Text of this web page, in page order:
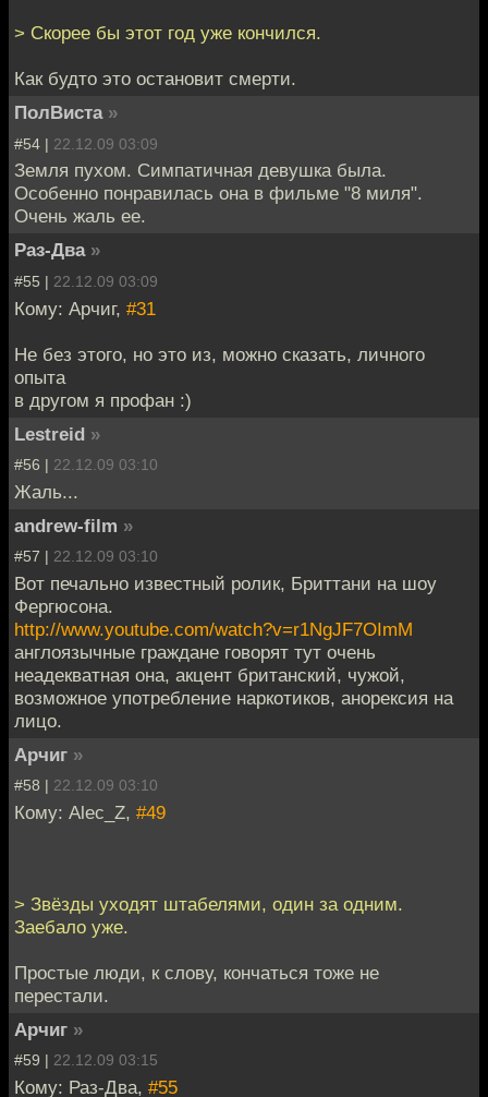
> Скорее бы этот год уже кончился.
Как будто это остановит смерти.
ПолВиста »
#54 | 22.12.09 03:09
Земля пухом. Симпатичная девушка была.
Особенно понравилась она в фильме "8 миля".
Очень жаль ее.
Раз-Два »
#55 | 22.12.09 03:09
Кому: Арчиг, #31
Не без этого, но это из, можно сказать, личного
опыта
в другом я профан :)
Lestreid »
#56 | 22.12.09 03:10
Жаль...
andrew-film »
#57 | 22.12.09 03:10
Вот печально известный ролик, Бриттани на шоу
Фергюсона.
http://www.youtube.com/watch?v=r1NgJF7OImM
англоязычные граждане говорят тут очень
неадекватная она, акцент британский, чужой,
возможное употребление наркотиков, анорексия на
лицо.
Арчиг »
#58 | 22.12.09 03:10
Кому: Alec_Z, #49
> Звёзды уходят штабелями, один за одним.
Заебало уже.
Простые люди, к слову, кончаться тоже не
перестали.
Арчиг »
#59 | 22.12.09 03:15
Кому: Раз-Два, #55